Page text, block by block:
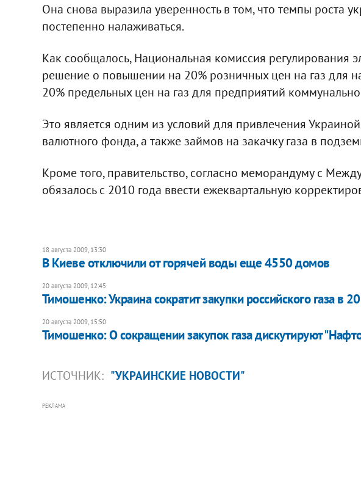
Она снова выразила уверенность в том, что темпы роста
постепенно налаживаться.
Как сообщалось, Национальная комиссия регулирования
решение о повышении на 20% розничных цен на газ для
20% предельных цен на газ для предприятий
Это является одним из условий для привлечения
валютного фонда, а также займов на закачку газа в
Кроме того, правительство, согласно меморандуму с
обязалось с 2010 года ввести ежеквартальную
18 августа 2009, 13:30
В Киеве отключили от горячей воды еще 4550 домов
20 августа 2009, 12:45
Тимошенко: Украина сократит закупки российского газа в
20 августа 2009, 15:50
Тимошенко: О сокращении закупок газа дискутируют
ИСТОЧНИК: "УКРАИНСКИЕ НОВОСТИ"
РЕКЛАМА